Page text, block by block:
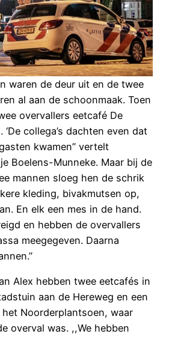
waren de deur uit en de twee
al aan de schoonmaak. Toen
overvallers eetcafé De
collega’s dachten even dat
kwamen’’ vertelt
Boelens-Munneke. Maar bij de
mannen sloeg hen de schrik
kleding, bivakmutsen op,
En elk een mes in de hand.
en hebben de overvallers
meegegeven. Daarna
Alex hebben twee eetcafés in
aan de Hereweg en een
Noorderplantsoen, waar
overval was. ,,We hebben